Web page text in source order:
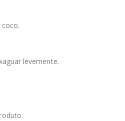
levemente.